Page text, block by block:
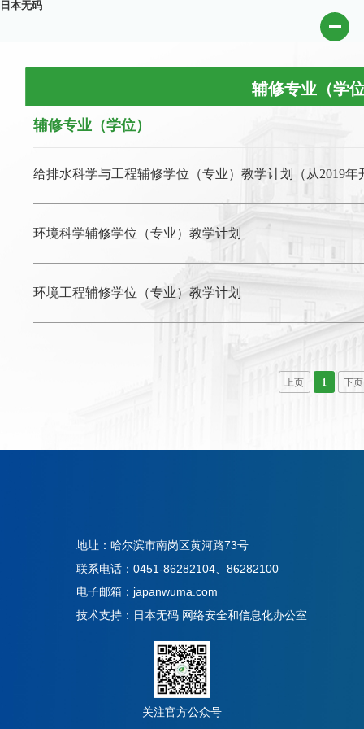
日本无码
辅修专业（学
辅修专业（学位）
给排水科学与工程辅修学位（专业）教学计划（从2019年
环境科学辅修学位（专业）教学计划
环境工程辅修学位（专业）教学计划
上页 1 下页
地址：哈尔滨市南岗区黄河路73号
联系电话：0451-86282104、86282100
电子邮箱：japanwuma.com
技术支持：日本无码 网络安全和信息化办公室
关注官方公众号